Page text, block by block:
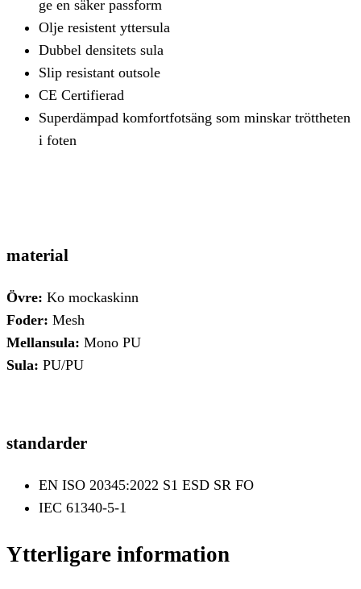
ge en säker passform
Olje resistent yttersula
Dubbel densitets sula
Slip resistant outsole
CE Certifierad
Superdämpad komfortfotsäng som minskar tröttheten
i foten
material
Övre: Ko mockaskinn
Foder: Mesh
Mellansula: Mono PU
Sula: PU/PU
standarder
EN ISO 20345:2022 S1 ESD SR FO
IEC 61340-5-1
Ytterligare information